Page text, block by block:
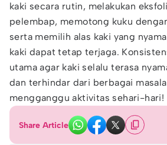
kaki secara rutin, melakukan
pelembap, memotong kuku
serta memilih alas kaki yang
kaki dapat tetap terjaga.
utama agar kaki selalu terasa
dan terhindar dari berbagai
mengganggu aktivitas sehari-hari!
Share Article